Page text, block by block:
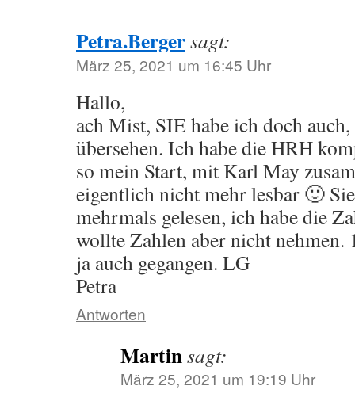
Petra.Bergersagt:
März 25, 2021 um 16:45 Uhr
Hallo,
ach Mist, SIE habe ich doch
übersehen. Ich habe die HRH
so mein Start, mit Karl May
eigentlich nicht mehr lesbar 🙂
mehrmals gelesen, ich habe die
wollte Zahlen aber nicht nehmen.
ja auch gegangen. LG
Petra
Antworten
Martinsagt:
März 25, 2021 um 19:19 Uhr